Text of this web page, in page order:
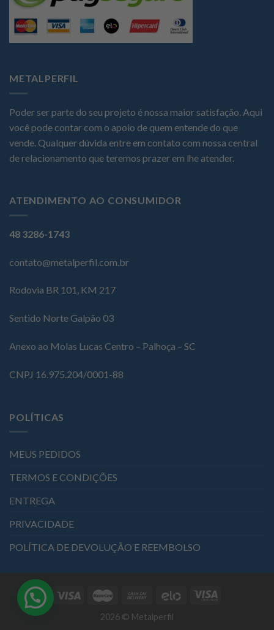
METALPERFIL
Poder ser parte do seu projeto é nossa maior satisfação. Aqui
você pode contar com o apoio de quem entende do que
vende. Qualquer dúvida entre em contato com nossa central
de relacionamento que teremos prazer em lhe atender.
ATENDIMENTO AO CONSUMIDOR
48 3286-1743
contato@metalperfil.com.br
Rodovia BR 101, KM 217
Sentido Norte Galpão 03
Anexo ao Molas Lucas Centro – Palhoça – SC
CNPJ 16.975.204/0001-88
POLÍTICAS
MEUS PEDIDOS
TERMOS E CONDIÇÕES
ENTREGA
PRIVACIDADE
POLÍTICA DE DEVOLUÇÃO E REEMBOLSO
2026 © Metalperfil
Precisa de Ajuda?